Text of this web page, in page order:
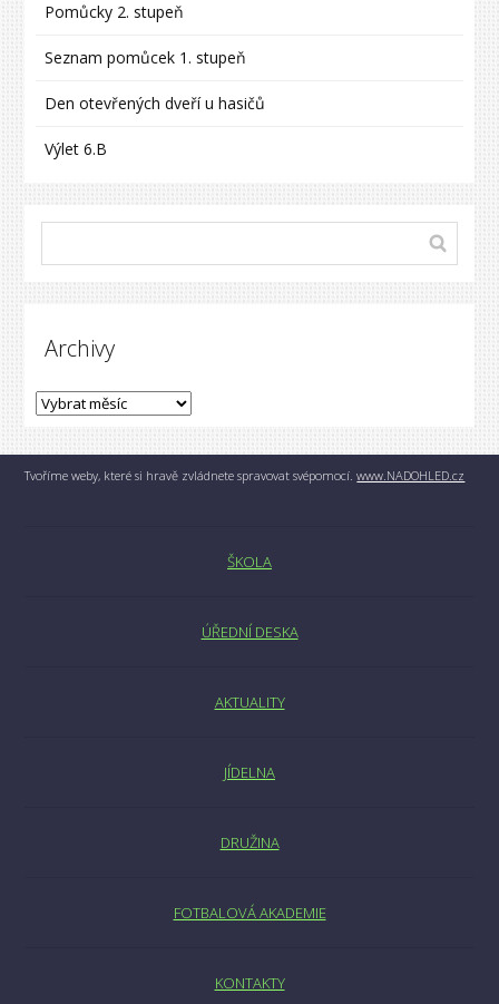
Pomůcky 2. stupeň
Seznam pomůcek 1. stupeň
Den otevřených dveří u hasičů
Výlet 6.B
Archivy
Tvoříme weby, které si hravě zvládnete spravovat svépomocí.www.NADOHLED.cz
ŠKOLA
ÚŘEDNÍ DESKA
AKTUALITY
JÍDELNA
DRUŽINA
FOTBALOVÁ AKADEMIE
KONTAKTY